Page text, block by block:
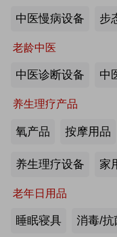
中医慢病设备 步
老龄中医
中医诊断设备 中
养生理疗产品
氧产品 按摩用品
养生理疗设备 家
老年日用品
睡眠寝具 消毒/抗
来源:注册会员
懒
来源:注册会员